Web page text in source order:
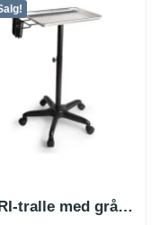
GERI-tralle med grått brett